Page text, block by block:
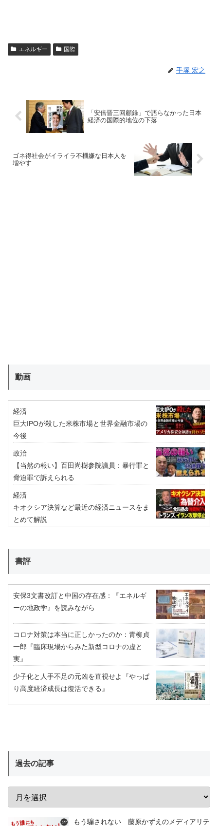
エネルギー 国際
手塚 宏之
「安倍晋三回顧録」で語らなかった日本
経済の国際的地位の下落
ゴネ得社会がイライラ不機嫌な日本人を
増やす
動画
経済
巨大IPOが殺した米株市場と世界金融市場の
今後
政治
【当然の報い】百田尚樹参院議員：暴行罪と
脅迫罪で訴えられる
経済
キオクシア決算など最近の経済ニュースをま
とめて解説
書評
安保3文書改訂と中国の存在感：『エネルギ
ーの地政学』を読みながら
コロナ対策は本当に正しかったのか：青柳貞
一郎『臨床現場からみた新型コロナの虚と
実』
少子化と人手不足の元凶を直視せよ『やっぱ
り高度経済成長は復活できる』
過去の記事
もう騙されない 藤原かずえのメディアリテ